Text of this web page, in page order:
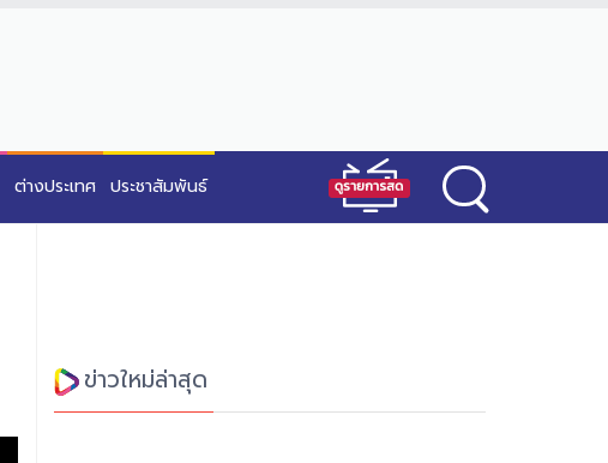
ต่างประเทศ ประชาสัมพันธ์
ข่าวใหม่ล่าสุด